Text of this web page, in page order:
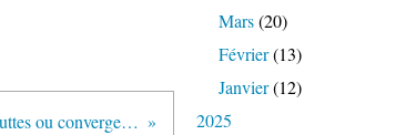
Retraites : convergence des luttes ou convergence des buts ?
Mars(20)
Février(13)
Janvier(12)
2025